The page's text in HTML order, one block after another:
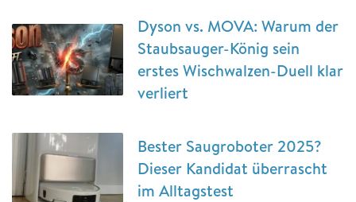
Dyson vs. MOVA: Warum der
Staubsauger-König sein
erstes Wischwalzen-Duell klar
verliert
Bester Saugroboter 2025?
Dieser Kandidat überrascht
im Alltagstest